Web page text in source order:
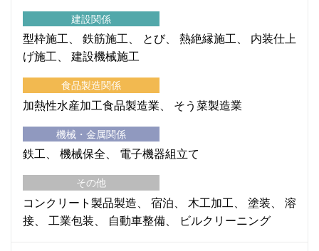
建設関係
型枠施工 鉄筋施工 とび 熱絶縁施工
内装仕上
げ施工
建設機械施工
食品製造関係
加熱性水産加工食品製造業 そう菜製造業
機械・金属関係
鉄工 機械保全 電子機器組立て
その他
コンクリート製品製造 宿泊 木工加工 塗装
溶
接
工業包装 自動車整備 ビルクリーニング